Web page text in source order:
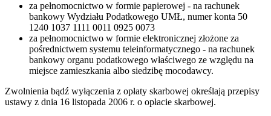
za pełnomocnictwo w formie papierowej - na rachunek
bankowy Wydziału Podatkowego UMŁ, numer konta 50
1240 1037 1111 0011 0925 0073
za pełnomocnictwo w formie elektronicznej złożone za
pośrednictwem systemu teleinformatycznego - na rachunek
bankowy organu podatkowego właściwego ze względu na
miejsce zamieszkania albo siedzibę mocodawcy.
Zwolnienia bądź wyłączenia z opłaty skarbowej określają przepisy
ustawy z dnia 16 listopada 2006 r. o opłacie skarbowej.